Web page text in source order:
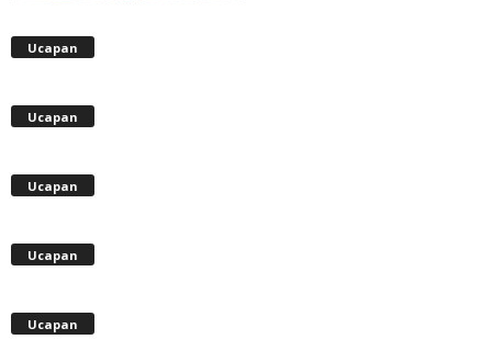
Ucapan
Ucapan
Ucapan
Ucapan
Ucapan